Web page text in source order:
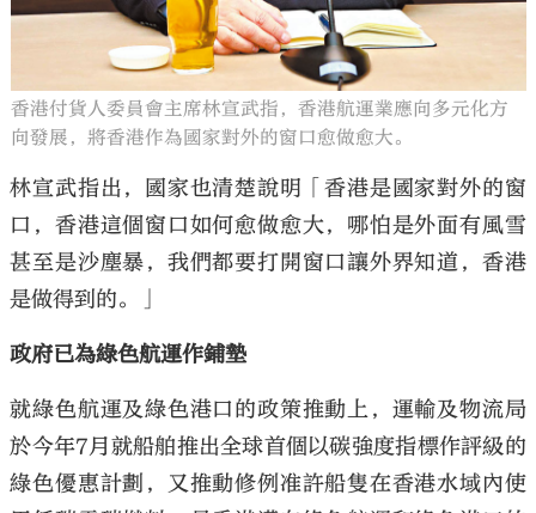
香港付貨人委員會主席林宣武指，香港航運業應向多元化方
向發展，將香港作為國家對外的窗口愈做愈大。
林宣武指出，國家也清楚說明「香港是國家對外的窗
口，香港這個窗口如何愈做愈大，哪怕是外面有風雪
甚至是沙塵暴，我們都要打開窗口讓外界知道，香港
是做得到的。」
政府已為綠色航運作鋪墊
就綠色航運及綠色港口的政策推動上，運輸及物流局
於今年7月就船舶推出全球首個以碳強度指標作評級的
綠色優惠計劃，又推動修例准許船隻在香港水域內使